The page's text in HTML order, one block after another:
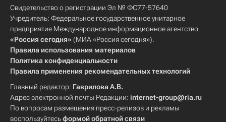
Свидетельство о регистрации Эл № ФС77-57640
Учредитель: Федеральное государственное унитарное
предприятие Международное информационное агентство
«Россия сегодня» (МИА «Россия сегодня»).
Правила использования материалов
Политика конфиденциальности
Правила применения рекомендательных технологий
Главный редактор: Гаврилова А.В.
Адрес электронной почты Редакции: internet-group@ria.ru
По вопросам размещения пресс-релизов и рекламы
воспользуйтесьформой обратной связи